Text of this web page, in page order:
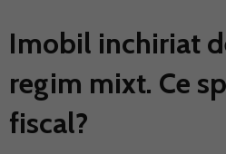
Imobil inchiriat
regim mixt. Ce
fiscal?